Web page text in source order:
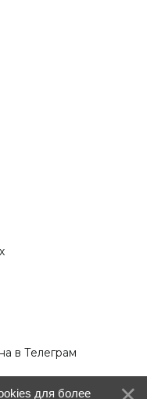
в Телеграм
для более